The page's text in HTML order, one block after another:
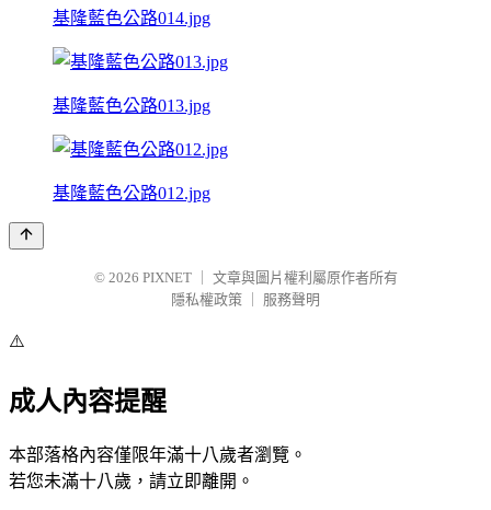
基隆藍色公路014.jpg
基隆藍色公路013.jpg
基隆藍色公路012.jpg
© 2026 PIXNET
文章與圖片權利屬原作者所有
隱私權政策
服務聲明
⚠️
成人內容提醒
本部落格內容僅限年滿十八歲者瀏覽。
若您未滿十八歲，請立即離開。